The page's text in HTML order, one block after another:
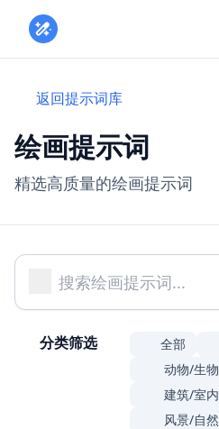
返回提示词库
绘画提示词
精选高质量的绘画提示词
分类筛选 全部
动物/生物
建筑/室内
风景/自然